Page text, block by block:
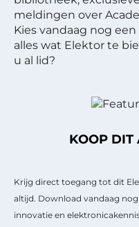
meldingen over
Kies vandaag nog
alles wat Elektor te
u al lid?
KOOP DIT
Krijg direct toegang tot dit
altijd. Download vandaag
innovatie en